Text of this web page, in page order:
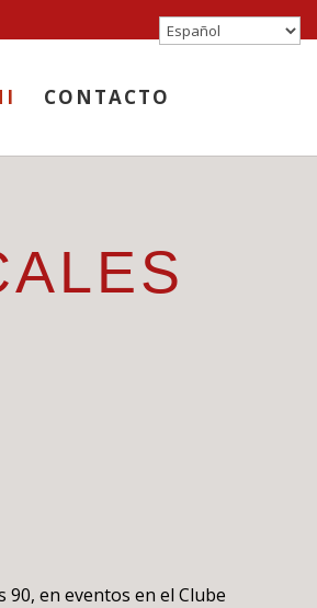
CONTACTO
en eventos en el Clube